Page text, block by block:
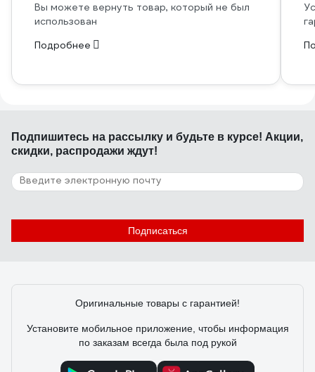
Вы можете вернуть товар, который не был
использован
Подробнее
Подпишитесь на рассылку и будьте в курсе! Акции,
скидки, распродажи ждут!
Подписаться
Оригинальные товары с гарантией!
Установите мобильное приложение, чтобы информация
по заказам всегда была под рукой